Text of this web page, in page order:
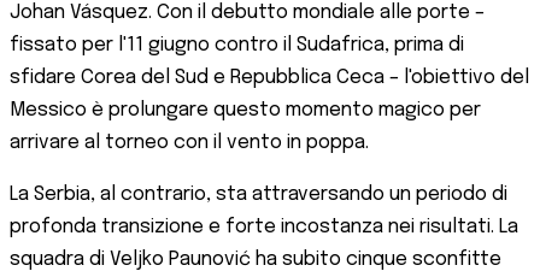
Johan Vásquez. Con il debutto mondiale alle porte –
fissato per l'11 giugno contro il Sudafrica, prima di
sfidare Corea del Sud e Repubblica Ceca – l'obiettivo del
Messico è prolungare questo momento magico per
arrivare al torneo con il vento in poppa.
La Serbia, al contrario, sta attraversando un periodo di
profonda transizione e forte incostanza nei risultati. La
squadra di Veljko Paunović ha subito cinque sconfitte